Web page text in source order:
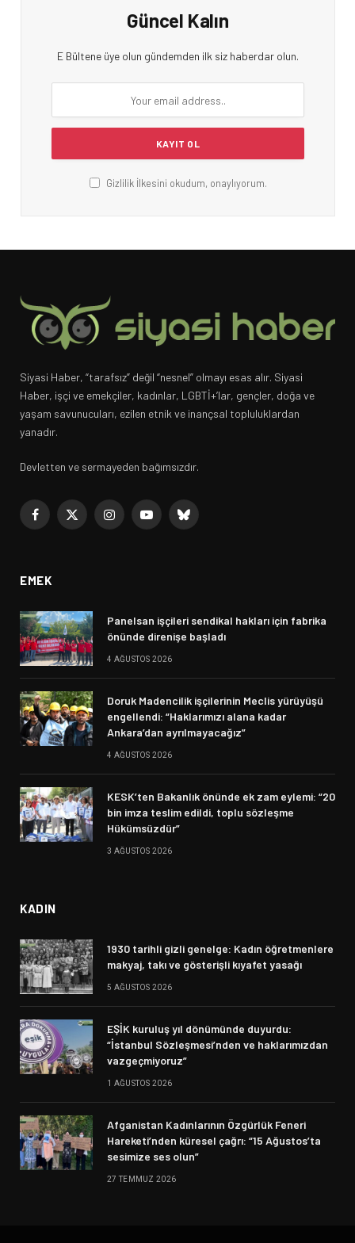
Güncel Kalın
E Bültene üye olun gündemden ilk siz haberdar olun.
Gizlilik İlkesini okudum, onaylıyorum.
Siyasi Haber, “tarafsız” değil “nesnel” olmayı esas alır. Siyasi
Haber, işçi ve emekçiler, kadınlar, LGBTİ+’lar, gençler, doğa ve
yaşam savunucuları, ezilen etnik ve inançsal topluluklardan
yanadır.
Devletten ve sermayeden bağımsızdır.
Facebook
X
InstagramYouTubeBluesky
EMEK
Panelsan işçileri sendikal hakları için fabrika
önünde direnişe başladı
4 AĞUSTOS 2026
Doruk Madencilik işçilerinin Meclis yürüyüşü
engellendi: “Haklarımızı alana kadar
Ankara’dan ayrılmayacağız”
4 AĞUSTOS 2026
KESK’ten Bakanlık önünde ek zam eylemi: “20
bin imza teslim edildi, toplu sözleşme
Hükümsüzdür”
3 AĞUSTOS 2026
KADIN
1930 tarihli gizli genelge: Kadın öğretmenlere
makyaj, takı ve gösterişli kıyafet yasağı
5 AĞUSTOS 2026
EŞİK kuruluş yıl dönümünde duyurdu:
“İstanbul Sözleşmesi’nden ve haklarımızdan
vazgeçmiyoruz”
1 AĞUSTOS 2026
Afganistan Kadınlarının Özgürlük Feneri
Hareketi’nden küresel çağrı: “15 Ağustos’ta
sesimize ses olun”
27 TEMMUZ 2026